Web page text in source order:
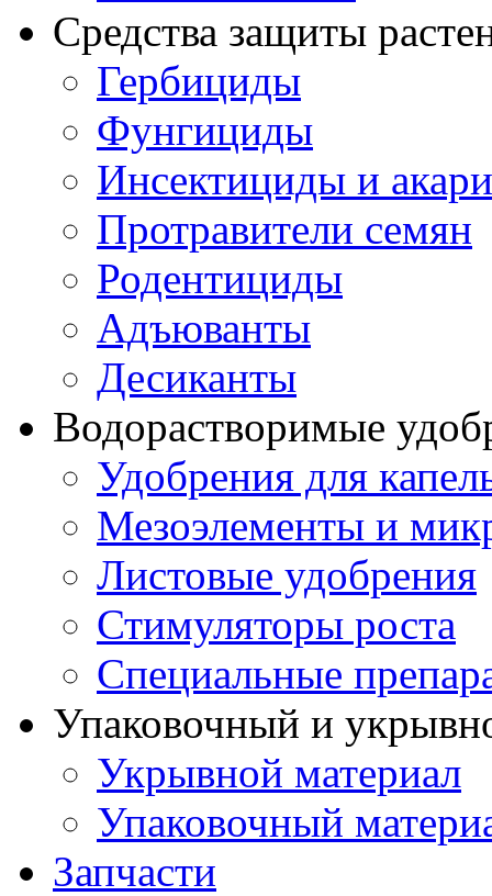
Средства защиты
Гербициды
Фунгициды
Инсектициды и
Протравители семян
Родентициды
Адъюванты
Десиканты
Водорастворимые
Удобрения для
Мезоэлементы и
Листовые удобрения
Стимуляторы роста
Специальные
Упаковочный и
Укрывной материал
Упаковочный
Запчасти